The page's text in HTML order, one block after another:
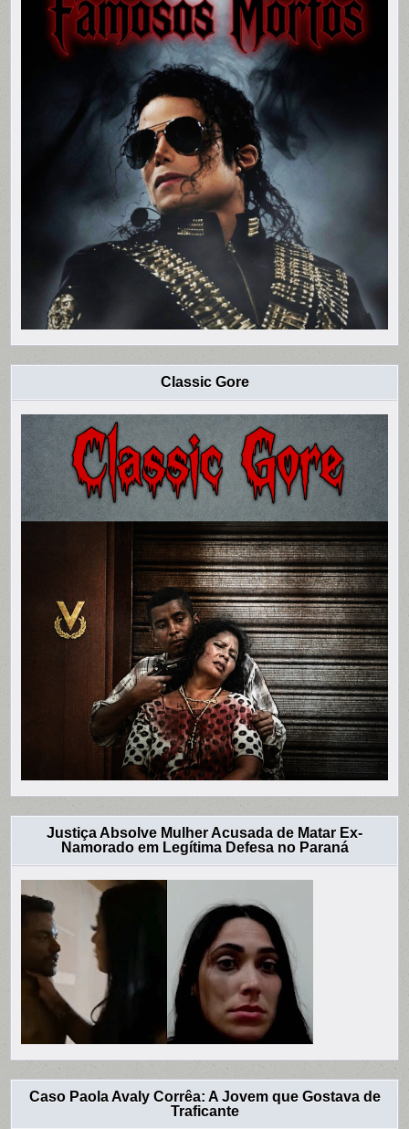
Classic Gore
Justiça Absolve Mulher Acusada de Matar Ex-
Namorado em Legítima Defesa no Paraná
Caso Paola Avaly Corrêa: A Jovem que Gostava de
Traficante